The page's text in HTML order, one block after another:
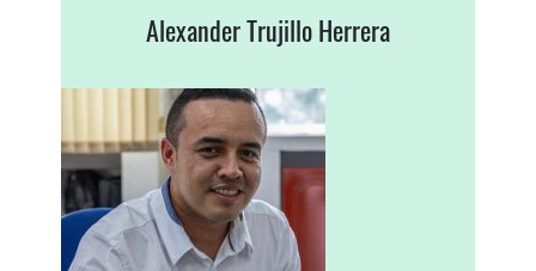
Alexander Trujillo Herrera